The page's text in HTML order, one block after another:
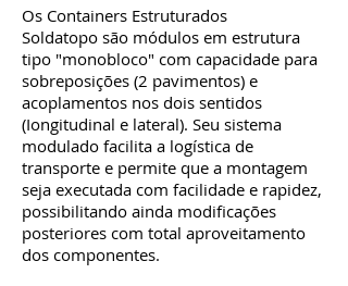
Os Containers Estruturados
Soldatopo são módulos em estrutura
tipo "monobloco" com capacidade para
sobreposições (2 pavimentos) e
acoplamentos nos dois sentidos
(Iongitudinal e lateral). Seu sistema
modulado facilita a logística de
transporte e permite que a montagem
seja executada com facilidade e rapidez,
possibilitando ainda modificações
posteriores com total aproveitamento
dos componentes.